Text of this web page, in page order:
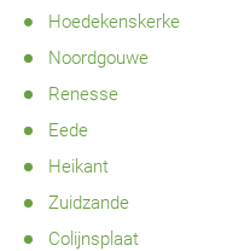
Hoedekenskerke
Noordgouwe
Renesse
Eede
Heikant
Zuidzande
Colijnsplaat